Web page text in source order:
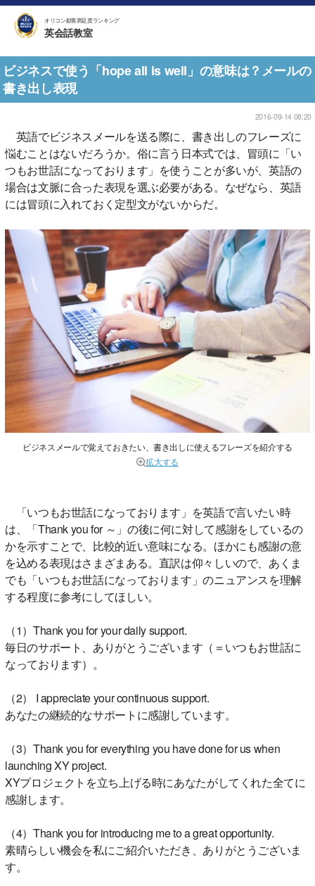
オリコン顧客満足度ランキング
英会話教室
ビジネスで使う「hope all is well」の意味は？メールの
書き出し表現
2016-09-14 08:20
英語でビジネスメールを送る際に、書き出しのフレーズに
悩むことはないだろうか。俗に言う日本式では、冒頭に「い
つもお世話になっております」を使うことが多いが、英語の
場合は文脈に合った表現を選ぶ必要がある。なぜなら、英語
には冒頭に入れておく定型文がないからだ。
ビジネスメールで覚えておきたい、書き出しに使えるフレーズを紹介する
拡大する
「いつもお世話になっております」を英語で言いたい時
は、「Thank you for ～」の後に何に対して感謝をしているの
かを示すことで、比較的近い意味になる。ほかにも感謝の意
を込める表現はさまざまある。直訳は仰々しいので、あくま
でも「いつもお世話になっております」のニュアンスを理解
する程度に参考にしてほしい。
（1）Thank you for your daily support.
毎日のサポート、ありがとうございます（＝いつもお世話に
なっております）。
（2） I appreciate your continuous support.
あなたの継続的なサポートに感謝しています。
（3）Thank you for everything you have done for us when
launching XY project.
XYプロジェクトを立ち上げる時にあなたがしてくれた全てに
感謝します。
（4）Thank you for introducing me to a great opportunity.
素晴らしい機会を私にご紹介いただき、ありがとうございま
す。